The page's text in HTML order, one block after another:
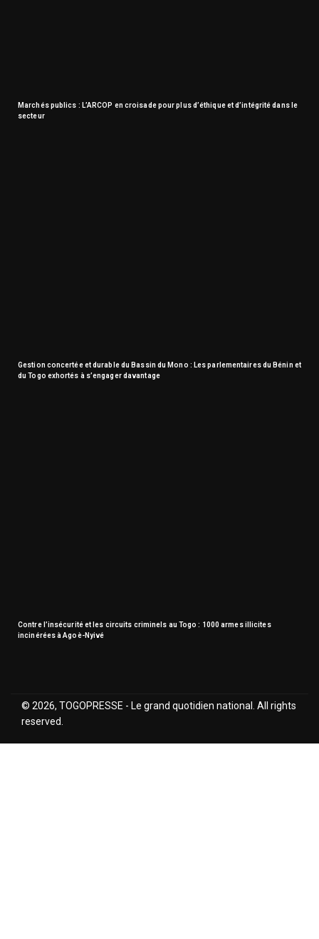
Marchés publics : L’ARCOP en croisade pour plus d’éthique et d’intégrité dans le
secteur
Gestion concertée et durable du Bassin du Mono : Les parlementaires du Bénin et
du Togo exhortés à s’engager davantage
Contre l’insécurité et les circuits criminels au Togo : 1000 armes illicites
incinérées à Agoè-Nyivé
© 2026, TOGOPRESSE - Le grand quotidien national. All rights
reserved.